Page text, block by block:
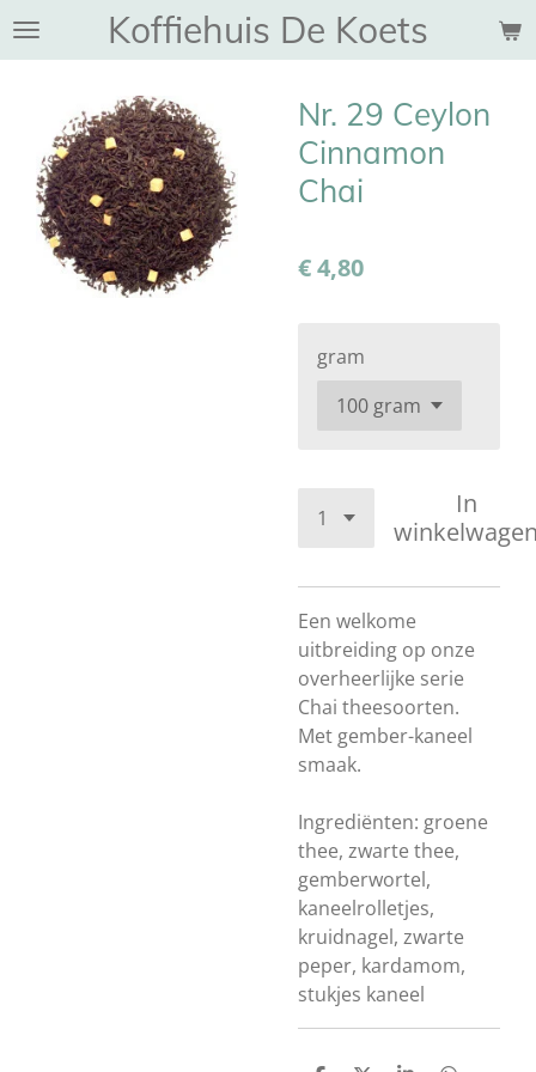
Ga
hoofdinhoud
Koffiehuis De Koets
Nr. 29 Ceylon
Cinnamon
Chai
€ 4,80
gram
In
Een welkome
uitbreiding op onze
overheerlijke serie
Chai theesoorten.
Met gember-kaneel
smaak.
Ingrediënten: groene
thee, zwarte thee,
gemberwortel,
kaneelrolletjes,
kruidnagel, zwarte
peper, kardamom,
stukjes kaneel